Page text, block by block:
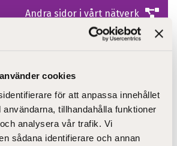
cookies
för att anpassa innehållet
tillhandahålla funktioner
analysera vår trafik. Vi
sådana identifierare och annan
Andra sidor i vårt nätverk
» Kompetensutveckling» Annan